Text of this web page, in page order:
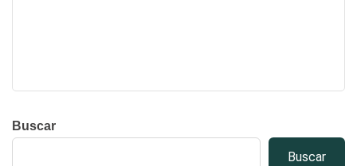
Buscar
Buscar